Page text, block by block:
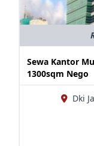
Sewa Kantor
1300sqm Nego
Dki